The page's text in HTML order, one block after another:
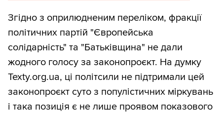
Згідно з оприлюдненим переліком, фракції
політичних партій "Європейська
солідарність" та "Батьківщина" не дали
жодного голосу за законопроєкт. На думку
Texty.org.ua, ці політсили не підтримали цей
законопроєкт суто з популістичних міркувань
і така позиція є не лише проявом показового